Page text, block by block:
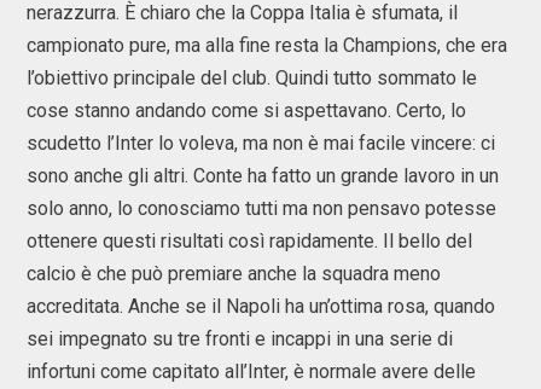
nerazzurra. È chiaro che la Coppa Italia è sfumata, il
campionato pure, ma alla fine resta la Champions, che era
l’obiettivo principale del club. Quindi tutto sommato le
cose stanno andando come si aspettavano. Certo, lo
scudetto l’Inter lo voleva, ma non è mai facile vincere: ci
sono anche gli altri. Conte ha fatto un grande lavoro in un
solo anno, lo conosciamo tutti ma non pensavo potesse
ottenere questi risultati così rapidamente. Il bello del
calcio è che può premiare anche la squadra meno
accreditata. Anche se il Napoli ha un’ottima rosa, quando
sei impegnato su tre fronti e incappi in una serie di
infortuni come capitato all’Inter, è normale avere delle